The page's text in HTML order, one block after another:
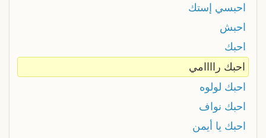
احبسي إستك
احبش
احبك
احبك راااامي
احبك لولوه
احبك نواف
احبك يا أيمن